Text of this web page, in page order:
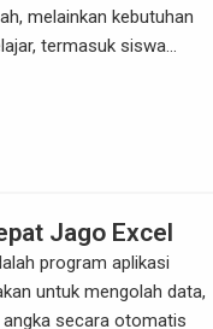
melainkan kebutuhan
termasuk siswa
pentingnya hal ini,
dengan program Les
Jago Excel
program aplikasi
untuk mengolah data,
secara otomatis